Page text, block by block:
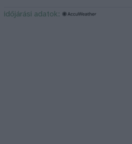
időjárási adatok: